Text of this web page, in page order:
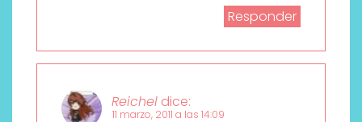
Responder
Reichel dice:
11 marzo, 2011 a las 14:09